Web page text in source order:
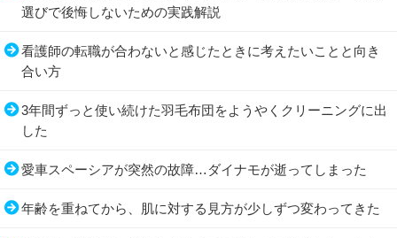
選びで後悔しないための実践解説
看護師の転職が合わないと感じたときに考えたいことと向き
合い方
3年間ずっと使い続けた羽毛布団をようやくクリーニングに出
した
愛車スペーシアが突然の故障…ダイナモが逝ってしまった
年齢を重ねてから、肌に対する見方が少しずつ変わってきた